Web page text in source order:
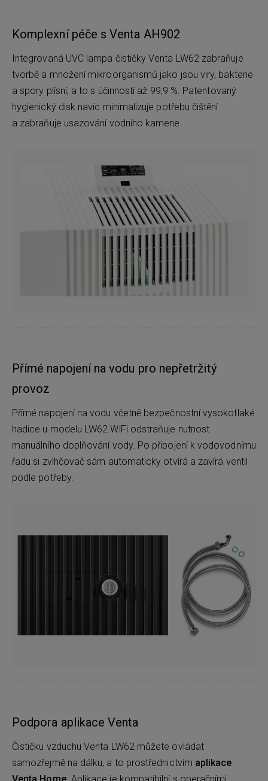
Komplexní péče s Venta AH902
Integrovaná UVC lampa čističky Venta LW62 zabraňuje
tvorbě a množení mikroorganismů jako jsou viry, bakterie
a spory plísní, a to s účinností až 99,9 %. Patentovaný
hygienický disk navíc minimalizuje potřebu čištění
a zabraňuje usazování vodního kamene.
Přímé napojení na vodu pro nepřetržitý
provoz
Přímé napojení na vodu včetně bezpečnostní vysokotlaké
hadice u modelu LW62 WiFi odstraňuje nutnost
manuálního doplňování vody. Po připojení k vodovodnímu
řadu si zvlhčovač sám automaticky otvírá a zavírá ventil
podle potřeby.
Podpora aplikace Venta
Čističku vzduchu Venta LW62 můžete ovládat
samozřejmě na dálku, a to prostřednictvím aplikace